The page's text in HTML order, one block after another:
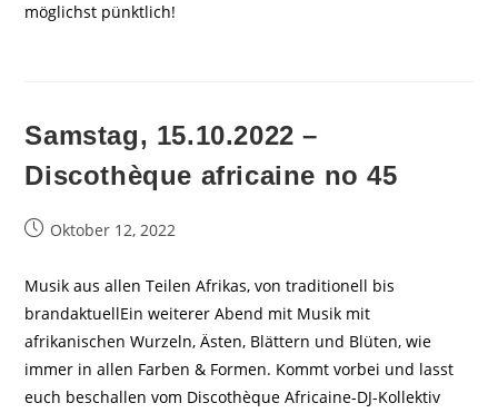
möglichst pünktlich!
Samstag, 15.10.2022 –
Discothèque africaine no 45
BeitragOktober 12, 2022
Musik aus allen Teilen Afrikas, von traditionell bis
brandaktuellEin weiterer Abend mit Musik mit
afrikanischen Wurzeln, Ästen, Blättern und Blüten, wie
immer in allen Farben & Formen. Kommt vorbei und lasst
euch beschallen vom Discothèque Africaine-DJ-Kollektiv